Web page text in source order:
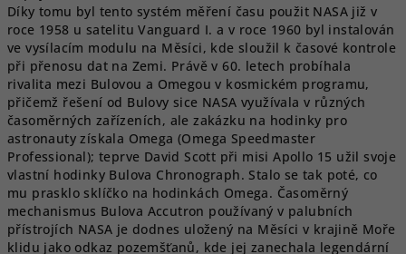
Díky tomu byl tento systém měření času použit NASA již v
roce 1958 u satelitu Vanguard I. a v roce 1960 byl instalován
ve vysílacím modulu na Měsíci, kde sloužil k časové kontrole
při přenosu dat na Zemi. Právě v 60. letech probíhala
rivalita mezi Bulovou a Omegou v kosmickém programu,
přičemž řešení od Bulovy sice NASA využívala v různých
časoměrných zařízeních, ale zakázku na hodinky pro
astronauty získala Omega (Omega Speedmaster
Professional); teprve David Scott při misiApollo 15 užil svoje
vlastní hodinky Bulova Chronograph. Stalo se tak poté, co
mu prasklo sklíčko na hodinkách Omega. Časoměrný
mechanismus Bulova Accutron používaný v palubních
přístrojích NASA je dodnes uložený na Měsíci v krajině Moře
klidu jako odkaz pozemšťanů, kde jej zanechala legendární